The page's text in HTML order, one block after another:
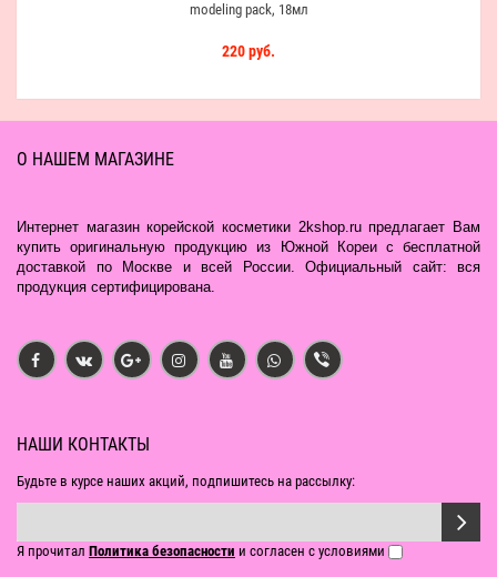
modeling pack, 18мл
220 руб.
О НАШЕМ МАГАЗИНЕ
Интернет магазин корейской косметики 2kshop.ru предлагает Вам
купить оригинальную продукцию из Южной Кореи с бесплатной
доставкой по Москве и всей России. Официальный сайт: вся
продукция сертифицирована.
НАШИ КОНТАКТЫ
Будьте в курсе наших акций, подпишитесь на рассылку:
Я прочитал Политика безопасности и согласен с условиями